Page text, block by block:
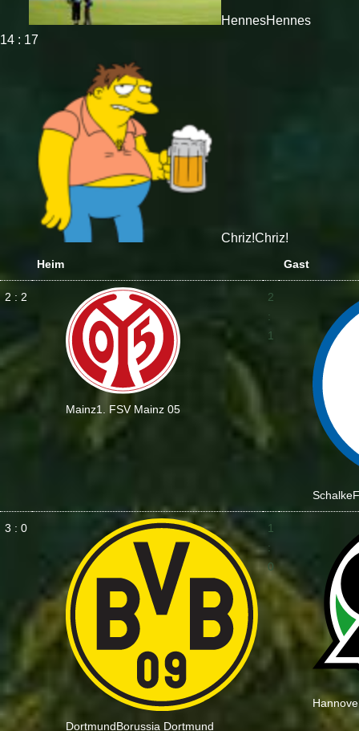
HennesHennes
14 : 17
Chriz!Chriz!
Heim Gast
2 : 2
Mainz1. FSV Mainz 05
2
:
1
Schalke
3 : 0
DortmundBorussia Dortmund
1
:
0